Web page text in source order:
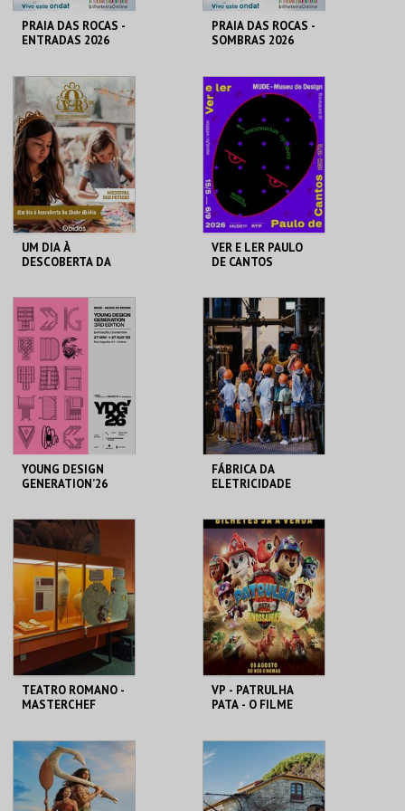
PRAIA DAS ROCAS -
ENTRADAS 2026
PRAIA DAS ROCAS
MAIS INFO
COMPRAR
PRAIA DAS ROCAS -
SOMBRAS 2026
PRAIA DAS ROCAS
MAIS INFO
COMPRAR
UM DIA À
DESCOBERTA DA
CERCA CASTELO DE
ÓBIDOS
MAIS INFO
COMPRAR
VER E LER PAULO
DE CANTOS
MUDE
MAIS INFO
COMPRAR
YOUNG DESIGN
GENERATION’26
MUDE
MAIS INFO
COMPRAR
FÁBRICA DA
ELETRICIDADE
MAAT
MAIS INFO
INSCREVER
TEATRO ROMANO -
MASTERCHEF
ML - TEATRO
ROMANO
MAIS INFO
VP - PATRULHA
PATA - O FILME
CINEMAS CINEMAX
MAIS INFO